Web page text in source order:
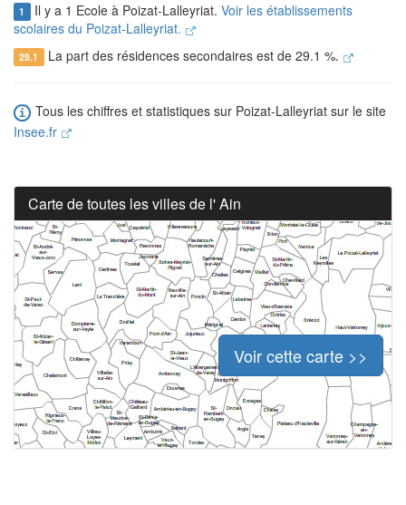
1 Il y a 1 Ecole à Poizat-Lalleyriat. Voir les établissements
scolaires du Poizat-Lalleyriat.
29.1 La part des résidences secondaires est de 29.1 %.
Tous les chiffres et statistiques sur Poizat-Lalleyriat sur le site
Insee.fr
Carte de toutes les villes de l' Ain
Voir cette carte >>